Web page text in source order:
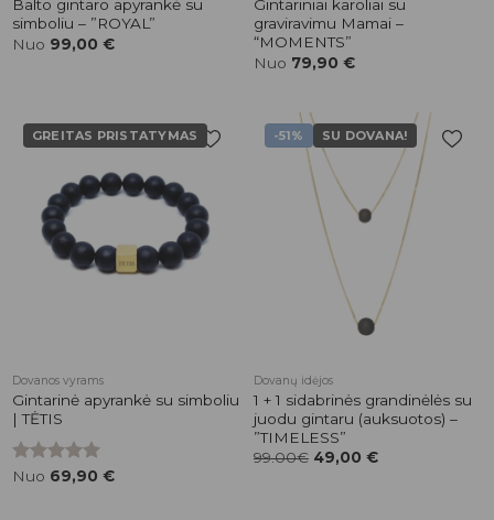
Balto gintaro apyrankė su
simboliu – ”ROYAL”
Nuo 99,00 €
Gintariniai karoliai su
graviravimu Mamai –
“MOMENTS”
Nuo 79,90 €
GREITAS PRISTATYMAS
Pridėti į
patikusios
prekės
Dovanos vyrams
Gintarinė apyrankė su simboliu
| TĖTIS
Įvertinimas:
Nuo 69,90 €
-51% SU DOVANA!
Pridėti į
patikusios
Dovanų idėjos
1 + 1 sidabrinės grandinėlės su
juodu gintaru (auksuotos) –
”TIMELESS”
99.00€ 49,00 €